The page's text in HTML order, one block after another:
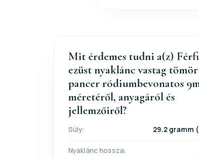
Mit érdemes tudni a(z) Férfi
ezüst nyaklánc vastag tömör
pancer ródiumbevonatos
méretéről, anyagáról és
jellemzőiről?
Súly: 29.2 gramm
Nyaklánc hossza: